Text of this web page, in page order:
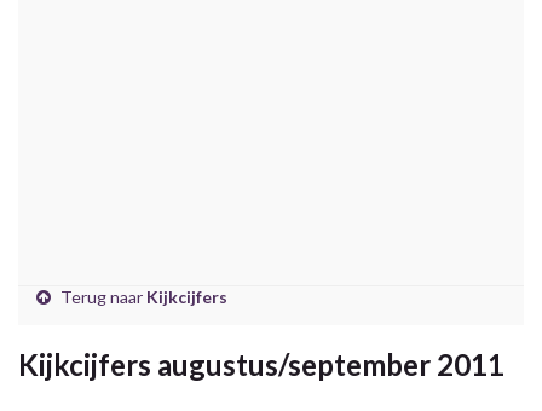
Terug naar Kijkcijfers
Kijkcijfers augustus/september 2011